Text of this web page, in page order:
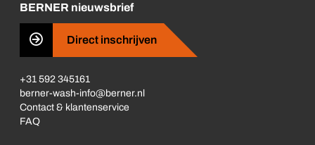
BERNER nieuwsbrief
Direct inschrijven
+31 592 345161
berner-wash-info@berner.nl
Contact & klantenservice
FAQ